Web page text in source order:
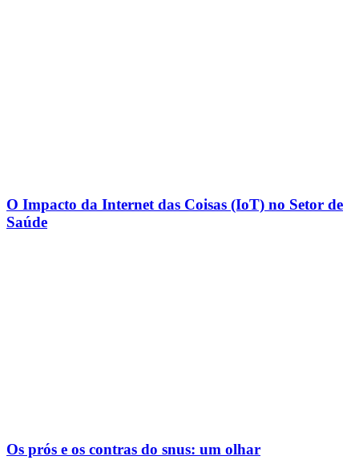
O Impacto da Internet das Coisas (IoT) no Setor de
Saúde
Os prós e os contras do snus: um olhar